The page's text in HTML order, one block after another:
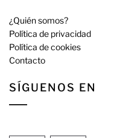
¿Quién somos?
Política de privacidad
Política de cookies
Contacto
SÍGUENOS EN